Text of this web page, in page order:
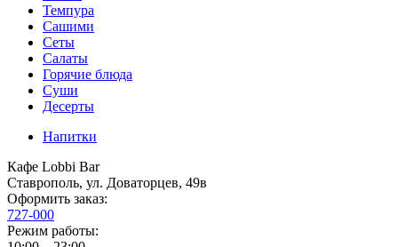
Темпура
Сашими
Сеты
Салаты
Горячие блюда
Суши
Десерты
Напитки
Кафе Lobbi Bar
Ставрополь, ул. Доваторцев, 49в
Оформить заказ:
727-000
Режим работы: